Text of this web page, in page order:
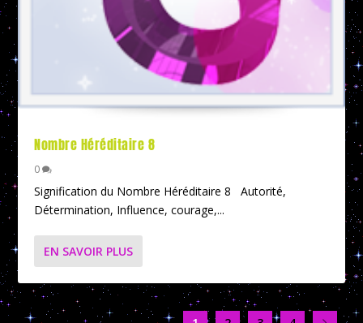
Nombre Héréditaire 8
0
Signification du Nombre Héréditaire 8 Autorité,
Détermination, Influence, courage,...
EN SAVOIR PLUS